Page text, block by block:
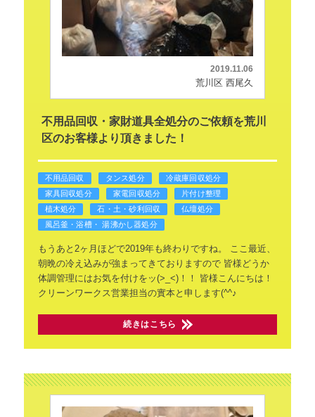
2019.11.06
荒川区 西尾久
不用品回収・家財道具全処分のご依頼を荒川
区のお客様より頂きました！
不用品回収 タンス処分
冷蔵庫回収処分
家具回収処分
家電回収処分
片付け整理
植木処分
石・土・砂利回収
仏壇処分
風呂釜・浴槽・ 湯沸かし器処分
もうあと2ヶ月ほどで2019年も終わりですね。
ここ最近、
朝晩の冷え込みが強まってきておりますので皆様どうか
体調管理にはお気を付けをッ(>_<)！！
皆様こんにちは！
クリーンワークス営業担当の實本と申します(^^♪
続きはこちら